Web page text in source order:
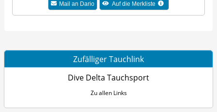
Mail an Dario Auf die Merkliste
Zufälliger Tauchlink
Dive Delta Tauchsport
Zu allen Links